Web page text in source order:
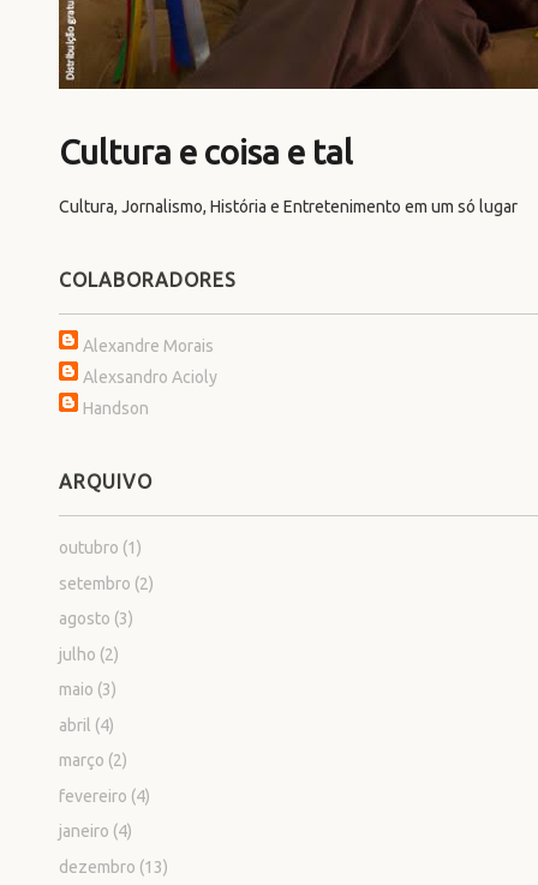
Cultura e coisa e tal
Cultura, Jornalismo, História e Entretenimento em um só lugar
COLABORADORES
Alexandre Morais
Alexsandro Acioly
Handson
ARQUIVO
outubro (1)
setembro (2)
agosto (3)
julho (2)
maio (3)
abril (4)
março (2)
fevereiro (4)
janeiro (4)
dezembro (13)